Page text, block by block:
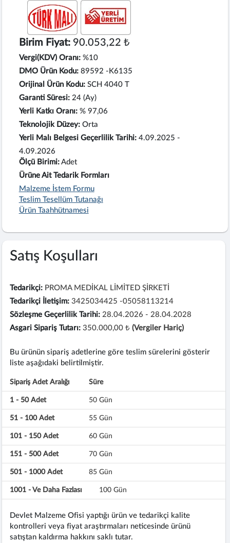
Birim Fiyat:90.053,22 ₺
Vergi(KDV) Oranı: %10
DMO Ürün Kodu: 89592 -K6135
Orijinal Ürün Kodu: SCH 4040 T
Garanti Süresi: 24 (Ay)
Yerli Katkı Oranı: % 97,06
Teknolojik Düzey: Orta
Yerli Malı Belgesi Geçerlilik Tarihi: 4.09.2025 -
4.09.2026
Ölçü Birimi: Adet
Ürüne Ait Tedarik Formları
Malzeme İstem Formu
Teslim Tesellüm Tutanağı
Ürün Taahhütnamesi
Satış Koşulları
Tedarikçi: PROMA MEDİKAL LİMİTED ŞİRKETİ
Tedarikçi İletişim: 3425034425 -05058113214
Sözleşme Geçerlilik Tarihi: 28.04.2026 - 28.04.2028
Asgari Sipariş Tutarı: 350.000,00 ₺(Vergiler Hariç)
Bu ürünün sipariş adetlerine göre teslim sürelerini gösterir
liste aşağıdaki belirtilmiştir.
Sipariş Adet Aralığı Süre
1 - 50 Adet 50 Gün
51 - 100 Adet 55 Gün
101 - 150 Adet 60 Gün
151 - 500 Adet 70 Gün
501 - 1000 Adet 85 Gün
1001 - Ve Daha Fazlası 100 Gün
Devlet Malzeme Ofisi yaptığı ürün ve tedarikçi kalite
kontrolleri veya fiyat araştırmaları neticesinde ürünü
satıştan kaldırma hakkını saklı tutar.